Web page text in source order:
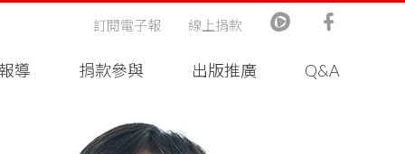
導 捐款參與 出版推廣 Q&A
訂閱電子報 線上捐款